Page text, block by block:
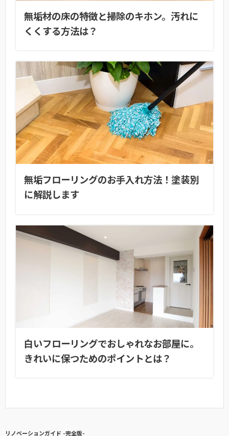
無垢材の床の特徴と掃除のキホン。汚れに
くくする方法は？
無垢フローリングのお手入れ方法！塗装別
に解説します
白いフローリングでおしゃれなお部屋に。
きれいに保つためのポイントとは？
リノベーションガイド -完全版-